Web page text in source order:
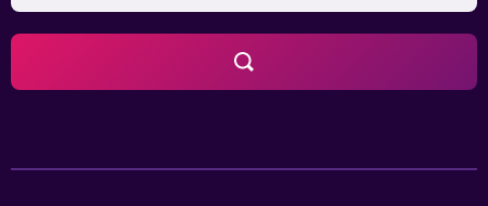
snack u otra cosa ligera. Cargos Opcionales Acceso a
internet por wifi en las habitaciones: GBP 1 por hora (la
tarifa puede variar). Internet wifi en las zonas comunes:
GBP 1.00 por hora (la tarifa puede variar). La lista anterior
Check-In El Checkin empieza a las 14:00 El Checkin termina